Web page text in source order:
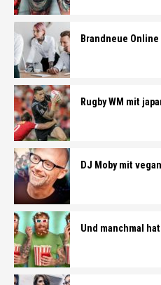
Brandneue
Rugby WM mit
DJ Moby mit
Und manchmal